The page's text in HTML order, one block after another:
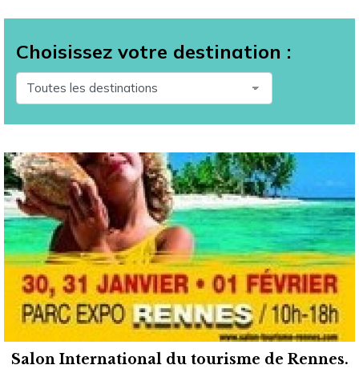
Choisissez votre destination :
Salon International du tourisme de Rennes.